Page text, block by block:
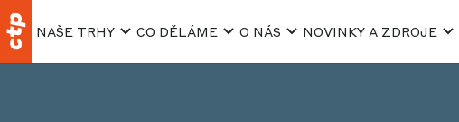
NAŠE TRHY CO DĚLÁME O NÁS NOVINKY A ZDROJE